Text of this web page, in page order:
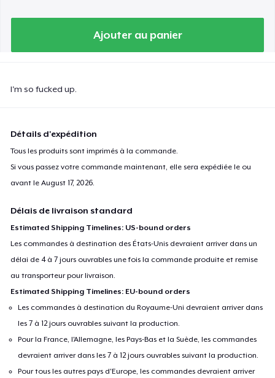
Ajouter au panier
I'm so fucked up.
Détails d'expédition
Tous les produits sont imprimés à la commande.
Si vous passez votre commande maintenant, elle sera expédiée le ou
avant leAugust 17, 2026.
Délais de livraison standard
Estimated Shipping Timelines: US-bound orders
Les commandes à destination des États-Unis devraient arriver dans un
délai de 4 à 7 jours ouvrables une fois la commande produite et remise
au transporteur pour livraison.
Estimated Shipping Timelines: EU-bound orders
Les commandes à destination du Royaume-Uni devraient arriver dans
les 7 à 12 jours ouvrables suivant la production.
Pour la France, l'Allemagne, les Pays-Bas et la Suède, les commandes
devraient arriver dans les 7 à 12 jours ouvrables suivant la production.
Pour tous les autres pays d'Europe, les commandes devraient arriver